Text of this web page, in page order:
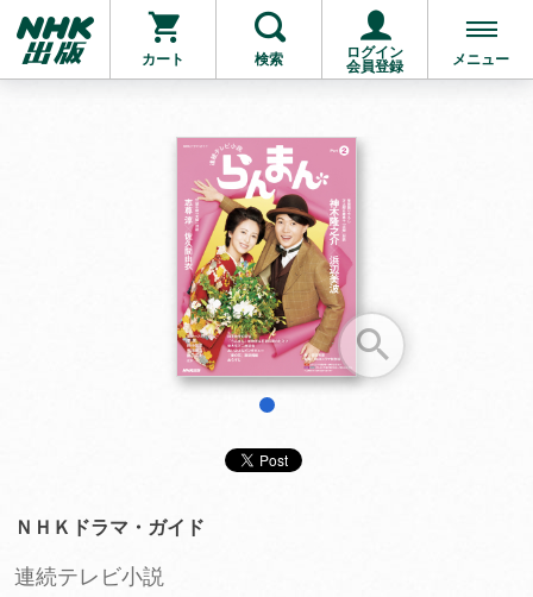
カート 検索
ログイン
会員登録
メニュー
お支払いに進む
他にも商品を買う
ＮＨＫドラマ・ガイド
連続テレビ小説